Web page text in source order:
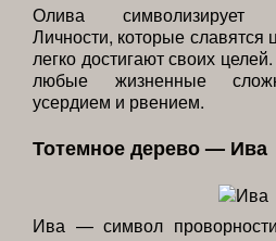
Олива символизирует
Личности, которые славятся
легко достигают своих
любые жизненные
усердием и рвением.
Тотемное дерево — Ива
Ива — символ